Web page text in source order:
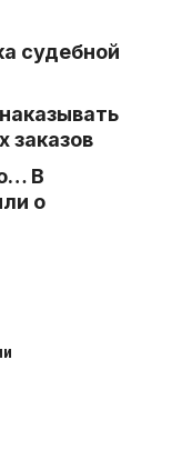
судебной
заказов
В
о